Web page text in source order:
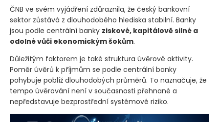
ČNB ve svém vyjádření zdůraznila, že český bankovní
sektor zůstává z dlouhodobého hlediska stabilní. Banky
jsou podle centrální banky ziskové, kapitálově silné a
odolné vůči ekonomickým šokům.
Důležitým faktorem je také struktura úvěrové aktivity.
Poměr úvěrů k příjmům se podle centrální banky
pohybuje poblíž dlouhodobých průměrů. To naznačuje, že
tempo úvěrování není v současnosti přehnané a
nepředstavuje bezprostřední systémové riziko.